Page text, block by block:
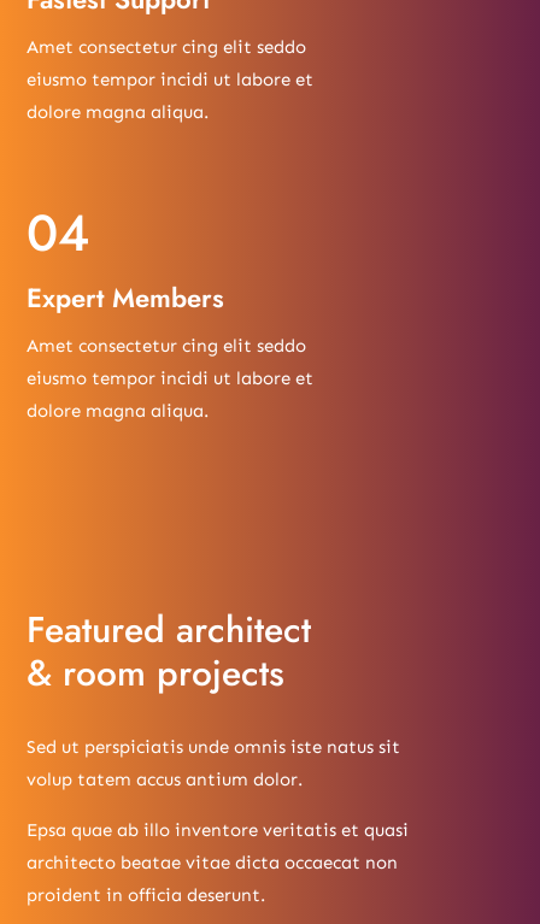
Amet consectetur cing elit seddo
eiusmo tempor incidi ut labore et
dolore magna aliqua.
04
Expert Members
Amet consectetur cing elit seddo
eiusmo tempor incidi ut labore et
dolore magna aliqua.
Featured architect
& room projects
Sed ut perspiciatis unde omnis iste natus sit
volup tatem accus antium dolor.
Epsa quae ab illo inventore veritatis et quasi
architecto beatae vitae dicta occaecat non
proident in officia deserunt.